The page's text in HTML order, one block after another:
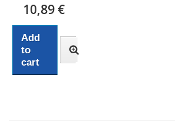
10,89 €
Add
to
cart